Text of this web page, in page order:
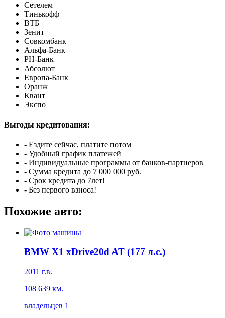
Сетелем
Тинькофф
ВТБ
Зенит
Совкомбанк
Альфа-Банк
РН-Банк
Абсолют
Европа-Банк
Оранж
Квант
Экспо
Выгоды кредитования:
- Ездите сейчас, платите потом
- Удобный график платежей
- Индивидуальные программы от банков-партнеров
- Сумма кредита до 7 000 000 руб.
- Срок кредита до 7лет!
- Без первого взноса!
Похожие авто:
BMW X1 xDrive20d AT (177 л.с.)
2011 г.в.
108 639 км.
владельцев 1